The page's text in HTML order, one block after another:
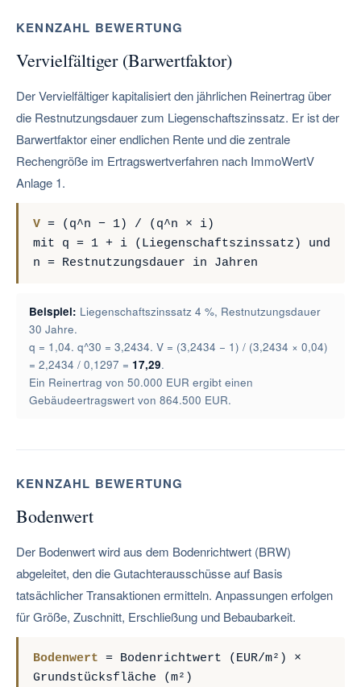
KENNZAHL BEWERTUNG
Vervielfältiger (Barwertfaktor)
Der Vervielfältiger kapitalisiert den jährlichen Reinertrag über
die Restnutzungsdauer zum Liegenschaftszinssatz. Er ist der
Barwertfaktor einer endlichen Rente und die zentrale
Rechengröße im Ertragswertverfahren nach ImmoWertV
Anlage 1.
V = (q^n − 1) / (q^n × i)
mit q = 1 + i (Liegenschaftszinssatz) und
n = Restnutzungsdauer in Jahren
Beispiel: Liegenschaftszinssatz 4 %, Restnutzungsdauer
30 Jahre.
q = 1,04. q^30 = 3,2434. V = (3,2434 − 1) / (3,2434 × 0,04)
= 2,2434 / 0,1297 = 17,29.
Ein Reinertrag von 50.000 EUR ergibt einen
Gebäudeertragswert von 864.500 EUR.
KENNZAHL BEWERTUNG
Bodenwert
Der Bodenwert wird aus dem Bodenrichtwert (BRW)
abgeleitet, den die Gutachterausschüsse auf Basis
tatsächlicher Transaktionen ermitteln. Anpassungen erfolgen
für Größe, Zuschnitt, Erschließung und Bebaubarkeit.
Bodenwert = Bodenrichtwert (EUR/m²) ×
Grundstücksfläche (m²)